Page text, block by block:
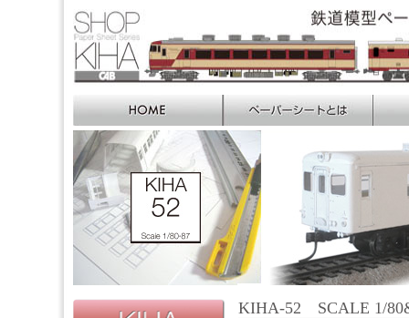
KIHA-52 SCALE 1/